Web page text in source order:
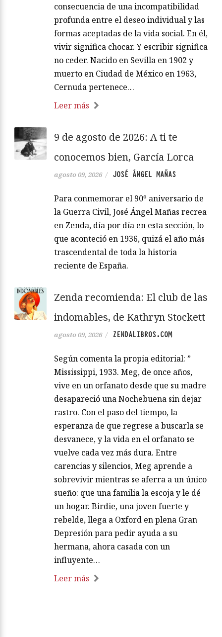
consecuencia de una incompatibilidad
profunda entre el deseo individual y las
formas aceptadas de la vida social. En él,
vivir significa chocar. Y escribir significa
no ceder. Nacido en Sevilla en 1902 y
muerto en Ciudad de México en 1963,
Cernuda pertenece…
Leer más
9 de agosto de 2026: A ti te
conocemos bien, García Lorca
agosto 09, 2026 / JOSÉ ÁNGEL MAÑAS
Para conmemorar el 90º aniversario de
la Guerra Civil, José Ángel Mañas recrea
en Zenda, día por día en esta sección, lo
que aconteció en 1936, quizá el año más
trascendental de toda la historia
reciente de España.
Zenda recomienda: El club de las
indomables, de Kathryn Stockett
agosto 09, 2026 / ZENDALIBROS.COM
Según comenta la propia editorial: ”
Mississippi, 1933. Meg, de once años,
vive en un orfanato desde que su madre
desapareció una Nochebuena sin dejar
rastro. Con el paso del tiempo, la
esperanza de que regrese a buscarla se
desvanece, y la vida en el orfanato se
vuelve cada vez más dura. Entre
carencias y silencios, Meg aprende a
sobrevivir mientras se aferra a un único
sueño: que una familia la escoja y le dé
un hogar. Birdie, una joven fuerte y
rebelde, llega a Oxford en plena Gran
Depresión para pedir ayuda a su
hermana, ahora casada con un
influyente…
Leer más